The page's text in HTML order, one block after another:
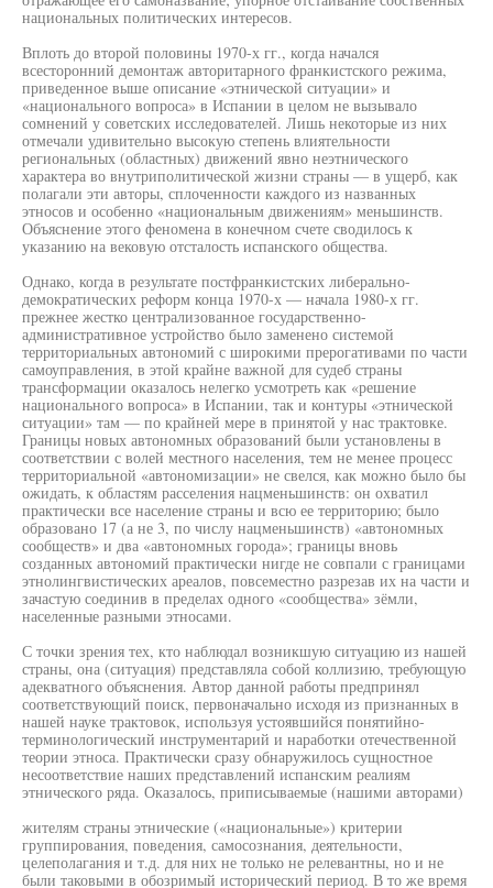
национальных политических интересов.
Вплоть до второй половины 1970-х гг., когда начался
всесторонний демонтаж авторитарного франкистского режима,
приведенное выше описание «этнической ситуации» и
«национального вопроса» в Испании в целом не вызывало
сомнений у советских исследователей. Лишь некоторые из них
отмечали удивительно высокую степень влиятельности
региональных (областных) движений явно неэтнического
характера во внутриполитической жизни страны — в ущерб, как
полагали эти авторы, сплоченности каждого из названных
этносов и особенно «национальным движениям» меньшинств.
Объяснение этого феномена в конечном счете сводилось к
указанию на вековую отсталость испанского общества.
Однако, когда в результате постфранкистских либерально-
демократических реформ конца 1970-х — начала 1980-х гг.
прежнее жестко централизованное государственно-
административное устройство было заменено системой
территориальных автономий с широкими прерогативами по части
самоуправления, в этой крайне важной для судеб страны
трансформации оказалось нелегко усмотреть как «решение
национального вопроса» в Испании, так и контуры «этнической
ситуации» там — по крайней мере в принятой у нас трактовке.
Границы новых автономных образований были установлены в
соответствии с волей местного населения, тем не менее процесс
территориальной «автономизации» не свелся, как можно было бы
ожидать, к областям расселения нацменьшинств: он охватил
практически все население страны и всю ее территорию; было
образовано 17 (а не 3, по числу нацменьшинств) «автономных
сообществ» и два «автономных города»; границы вновь
созданных автономий практически нигде не совпали с границами
этнолингвистических ареалов, повсеместно разрезав их на части и
зачастую соединив в пределах одного «сообщества» зёмли,
населенные разными этносами.
С точки зрения тех, кто наблюдал возникшую ситуацию из нашей
страны, она (ситуация) представляла собой коллизию, требующую
адекватного объяснения. Автор данной работы предпринял
соответствующий поиск, первоначально исходя из признанных в
нашей науке трактовок, используя устоявшийся понятийно-
терминологический инструментарий и наработки отечественной
теории этноса. Практически сразу обнаружилось сущностное
несоответствие наших представлений испанским реалиям
этнического ряда. Оказалось, приписываемые (нашими авторами)
жителям страны этнические («национальные») критерии
группирования, поведения, самосознания, деятельности,
целеполагания и т.д. для них не только не релевантны, но и не
были таковыми в обозримый исторический период. В то же время